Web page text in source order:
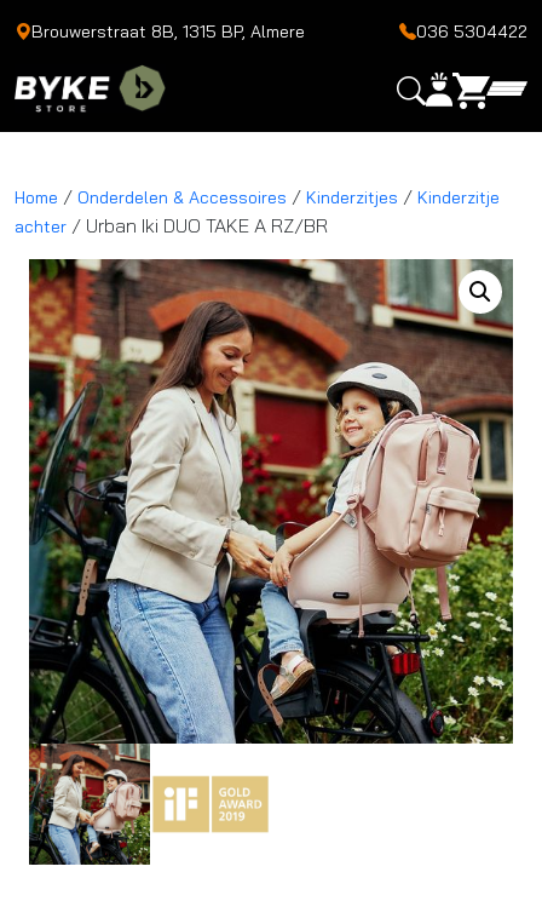
Brouwerstraat 8B, 1315 BP, Almere 036 5304422
Home / Onderdelen & Accessoires / Kinderzitjes / Kinderzitje
achter / Urban Iki DUO TAKE A RZ/BR